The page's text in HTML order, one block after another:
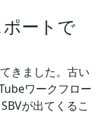
ートで
きました。古い
ワークフロー
が出てくるこ